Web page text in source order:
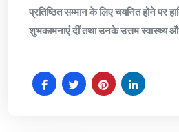
प्रतिष्ठित सम्मान के लिए चयनित होने पर
शुभकामनाएं दीं तथा उनके उत्तम स्वास्थ्य